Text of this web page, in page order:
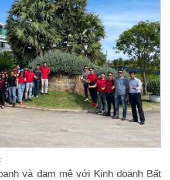
và đam mê với Kinh doanh Bất